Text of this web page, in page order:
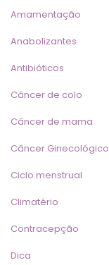
Amamentação
Anabolizante
Antibiótico
Câncer de colo
Câncer de mama
Câncer Ginecológico
Ciclo menstrual
Climatério
Contracepção
Dica